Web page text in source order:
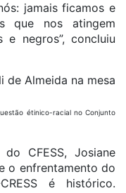
jamais ficamos e
que nos atingem
e negros”, concluiu
étinico-racial no Conjunto
CFESS, Josiane
o enfrentamento do
é histórico.